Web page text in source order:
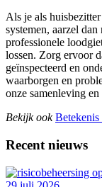
Als je als
systemen, aarzel
professionele
lossen. Zorg ervoor
geïnspecteerd en
waarborgen en
onze samenleving
Bekijk ookBetekenis
Recent nieuws